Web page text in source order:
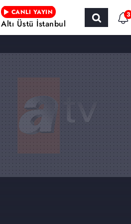
CANLI YAYIN
Altı Üstü İstanbul
3